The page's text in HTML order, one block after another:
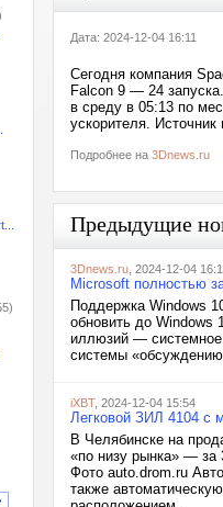
Дата: 2024-12-04 16:11
Сегодня компания
Falcon 9 — 24
в среду в 05:13 по
ускорителя.
Подробнее на 3Dnews.ru
Предыдущие
3Dnews.ru , 2024-12-04
Microsoft полностью
Поддержка Windows
обновить до Windows
иллюзий — системное
системы
iXBT, 2024-12-04 15:54
Легковой ЗИЛ 4104 с
В Челябинске на
«по низу рынка» — за
Фото auto.drom.ru
также